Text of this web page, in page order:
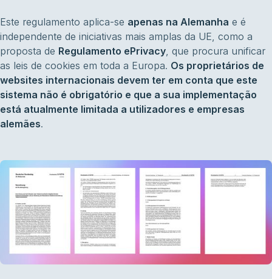
Este regulamento aplica-se apenas na Alemanha e é
independente de iniciativas mais amplas da UE, como a
proposta de Regulamento ePrivacy, que procura unificar
as leis de cookies em toda a Europa. Os proprietários de
websites internacionais devem ter em conta que este
sistema não é obrigatório e que a sua implementação
está atualmente limitada a utilizadores e empresas
alemães.